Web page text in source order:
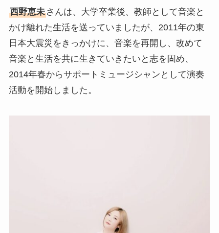
西野恵未さんは、大学卒業後、教師として音楽と
かけ離れた生活を送っていましたが、2011年の東
日本大震災をきっかけに、音楽を再開し、改めて
音楽と生活を共に生きていきたいと志を固め、
2014年春からサポートミュージシャンとして演奏
活動を開始しました。